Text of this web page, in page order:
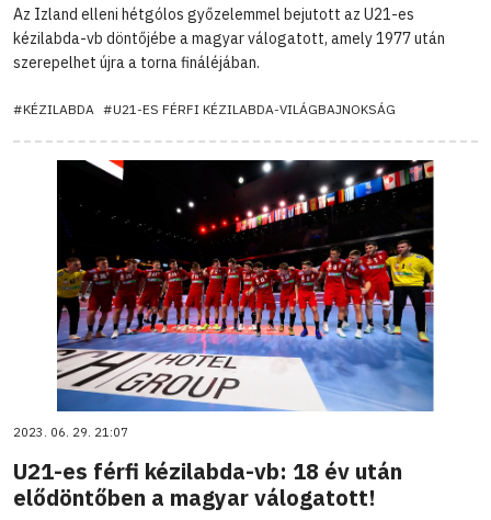
Az Izland elleni hétgólos győzelemmel bejutott az U21-es
kézilabda-vb döntőjébe a magyar válogatott, amely 1977 után
szerepelhet újra a torna fináléjában.
#KÉZILABDA #U21-ES FÉRFI KÉZILABDA-VILÁGBAJNOKSÁG
2023. 06. 29. 21:07
U21-es férfi kézilabda-vb: 18 év után
elődöntőben a magyar válogatott!